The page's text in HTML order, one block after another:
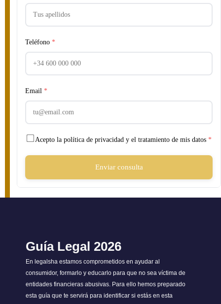
Teléfono *
Email *
Acepto la política de privacidad y el tratamiento de mis datos *
Enviar consulta
Guía Legal 2026
En legalsha estamos comprometidos en ayudar al
consumidor, formarlo y educarlo para que no sea víctima de
entidades financieras abusivas. Para ello hemos preparado
esta guía que te servirá para identificar si estás en esta